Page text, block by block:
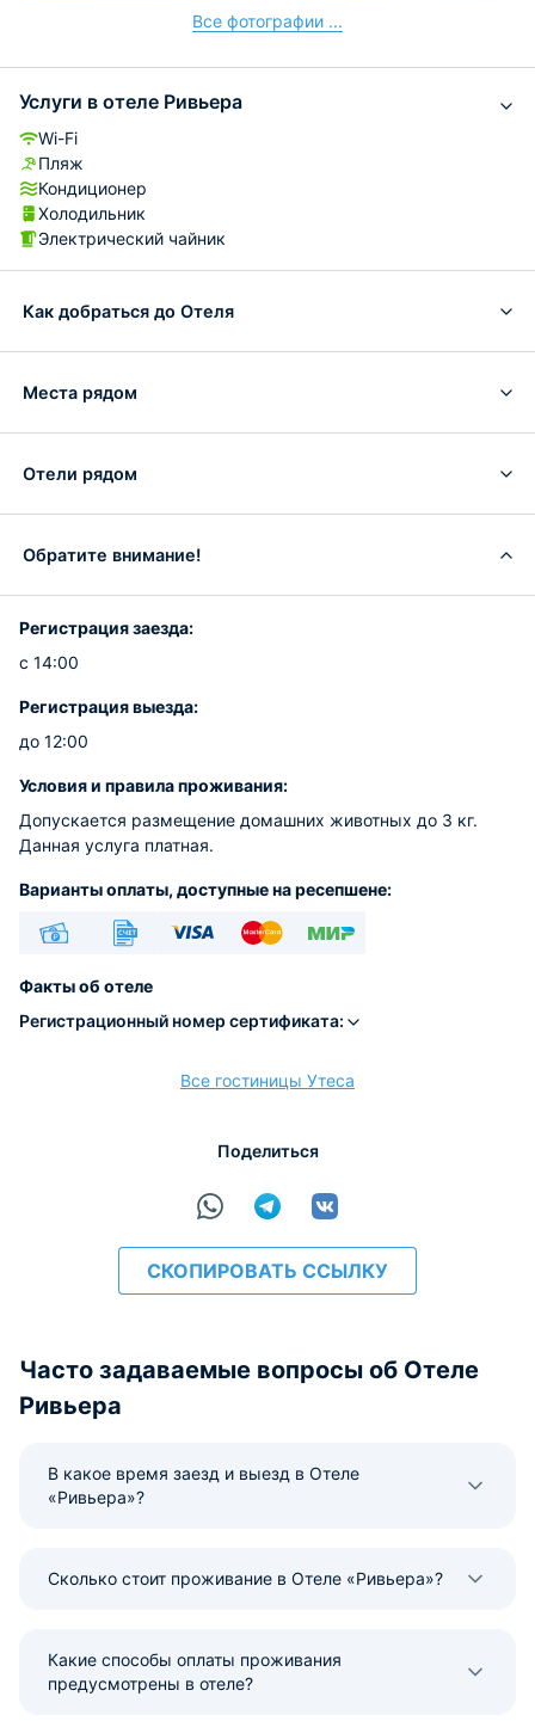
Все фотографии ...
Услуги в отеле Ривьера
Wi-Fi
Пляж
Кондиционер
Холодильник
Электрический чайник
Как добраться до Отеля
Места рядом
Отели рядом
Обратите внимание!
Регистрация заезда:
с 14:00
Регистрация выезда:
до 12:00
Условия и правила проживания:
Допускается размещение домашних животных до 3 кг.
Данная услуга платная.
Варианты оплаты, доступные на ресепшене:
Факты об отеле
Регистрационный номер сертификата:
Все гостиницы Утеса
Поделиться
СКОПИРОВАТЬ ССЫЛКУ
Часто задаваемые вопросы об Отеле
Ривьера
В какое время заезд и выезд в Отеле
«Ривьера»?
Сколько стоит проживание в Отеле «Ривьера»?
Какие способы оплаты проживания
предусмотрены в отеле?